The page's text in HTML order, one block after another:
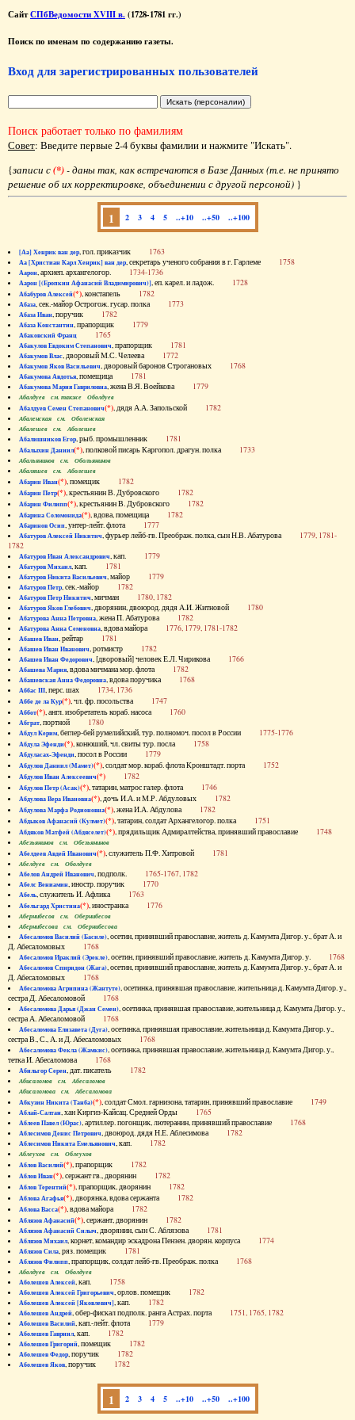
СайтСПбВедомости XVIII в. (1728-1781 гг.)
Поиск по именам по содержанию газеты.
Вход для зарегистрированных пользователей
Поиск работает только по фамилиям
Совет: Введите первые 2-4 буквы фамилии и нажмите "Искать".
{записи с(*)- даны так, как встречаются в Базе Данных (т.е. не принято
решение об их корректировке, объединении с другой персоной) }
1 2 3 4 5 ..+10 ..+50 ..+100
[Аа] Хенрик ван дер, гол. приказчик 1763
Аа [Христиан Карл Хенрик] ван дер, секретарь ученого собрания в г. Гарлеме 1758
Аарон, архиеп. архангелогор. 1734-1736
Аарон [(Еропкин Афанасий Владимирович)], еп. карел. и ладож. 1728
Абабуров Алексей(*), констапель 1782
Абаза, сек.-майор Острогож. гусар. полка 1773
Абаза Иван, поручик 1782
Абаза Константин, прапорщик 1779
Абаковский Франц 1765
Абакулов Евдоким Степанович, прапорщик 1781
Абакумов Влас, дворовый М.С. Челеева 1772
Абакумов Яков Васильевич, дворовый баронов Строгановых 1768
Абакумова Авдотья, помещица 1781
Абакумова Мария Гавриловна, жена В.Я. Воейкова 1779
Абалдуев см. также Оболдуев
Абалдуев Семен Степанович(*), дядя А.А. Запольской 1782
Абаленская см. Оболенская
Абалешев см. Аболешев
Абалишников Егор, рыб. промышленник 1781
Абалыхин Даниил(*), полковой писарь Каргопол. драгун. полка 1733
Абальянинов см. Обольянинов
Абаляшев см. Аболешев
Абарин Иван(*), помещик 1782
Абарин Петр(*), крестьянин В. Дубровского 1782
Абарин Филипп(*), крестьянин В. Дубровского 1782
Абарина Соломонида(*), вдова, помещица 1782
Абаринов Осип, унтер-лейт. флота 1777
Абатуров Алексей Никитич, фурьер лейб-гв. Преображ. полка, сын Н.В. Абатурова 1779, 1781-
1782
Абатуров Иван Александрович, кап. 1779
Абатуров Михаил, кап. 1781
Абатуров Никита Васильевич, майор 1779
Абатуров Петр, сек.-майор 1782
Абатуров Петр Никитич, мичман 1780, 1782
Абатуров Яков Глебович, дворянин, двоюрод. дядя А.И. Житновой 1780
Абатурова Анна Петровна, жена П. Абатурова 1782
Абатурова Анна Семеновна, вдова майора 1776, 1779, 1781-1782
Абашев Иван, рейтар 1781
Абашев Иван Иванович, ротмистр 1782
Абашев Иван Федорович, [дворовый] человек Е.Л. Чирикова 1766
Абашева Мария, вдова мичмана мор. флота 1782
Абашевская Анна Федоровна, вдова поручика 1768
Аббас III, перс. шах 1734, 1736
Аббе де ла Кур(*), чл. фр. посольства 1747
Аббот(*), англ. изобретатель кораб. насоса 1760
Абграт, портной 1780
Абдул Керим, беглер-бей румелийский, тур. полномоч. посол в России 1775-1776
Абдула Эфенди(*), конюший, чл. свиты тур. посла 1758
Абдуласах-Эфенди, посол в России 1779
Абдулов Даниил (Мамет)(*), солдат мор. кораб. флота Кронштадт. порта 1752
Абдулов Иван Алексеевич(*) 1782
Абдулов Петр (Асак)(*), татарин, матрос галер. флота 1746
Абдулова Вера Ивановна(*), дочь И.А. и М.Р. Абдуловых 1782
Абдулова Марфа Родионовна(*), жена И.А. Абдулова 1782
Абдыков Афанасий (Кулмет)(*), татарин, солдат Архангелогор. полка 1751
Абдяков Матфей (Абдяселет)(*), прядильщик Адмиралтейства, принявший православие 1748
Абезьянинов см. Обезьянинов
Абелдеев Авдей Иванович(*), служитель П.Ф. Хитровой 1781
Абелдуев см. Оболдуев
Абелов Андрей Иванович, подполк. 1765-1767, 1782
Абелс Вениамин, иностр. поручик 1770
Абель, служитель И. Афлика 1763
Абельгард Христина(*), иностранка 1776
Абернибесов см. Обернибесов
Абернибесова см. Обернибесова
Абесаломов Василий (Басиле), осетин, принявший православие, житель д. Камумта Дигор. у., брат А. и
Д. Абесаломовых 1768
Абесаломов Ираклий (Эрекле), осетин, принявший православие, житель д. Камумта Дигор. у. 1768
Абесаломов Спиридон (Жага), осетин, принявший православие, житель д. Камумта Дигор. у., брат А. и
Д. Абесаломовых 1768
Абесаломова Агрипина (Жантуте), осетинка, принявшая православие, жительница д. Камумта Дигор. у.,
сестра Д. Абесаломовой 1768
Абесаломова Дарья (Джан Семен), осетинка, принявшая православие, жительница д. Камумта Дигор. у.,
сестра А. Абесаломовой 1768
Абесаломова Елизавета (Дуга), осетинка, принявшая православие, жительница д. Камумта Дигор. у.,
сестра В., С., А. и Д. Абесаломовых 1768
Абесаломова Фекла (Жамкис), осетинка, принявшая православие, жительница д. Камумта Дигор. у.,
тетка И. Абесаломова 1768
Абильгор Серен, дат. писатель 1782
Абисаломов см. Абесаломов
Абисаломова см. Абесаломова
Абкузин Никита (Танба)(*), солдат Смол. гарнизона, татарин, принявший православие 1749
Аблай-Салтан, хан Киргиз-Кайсац. Средней Орды 1765
Аблеев Павел (Юрас), артиллер. погонщик, лютеранин, принявший православие 1768
Аблесимов Денис Петрович, двоюрод. дядя Н.Е. Аблесимова 1782
Аблесимов Никита Емельянович, кап. 1782
Аблеухов см. Облеухов
Аблов Василий(*), прапорщик 1782
Аблов Иван(*), сержант гв., дворянин 1782
Аблов Терентий(*), прапорщик, дворянин 1782
Аблова Агафья(*), дворянка, вдова сержанта 1782
Аблова Васса(*), вдова майора 1782
Аблязов Афанасий(*), сержант, дворянин 1782
Аблязов Афанасий Силыч, дворянин, сын С. Аблязова 1781
Аблязов Михаил, корнет, командир эскадрона Пензен. дворян. корпуса 1774
Аблязов Сила, ряз. помещик 1781
Аблязов Филипп, прапорщик, солдат лейб-гв. Преображ. полка 1768
Аболдуев см. Оболдуев
Аболешев Алексей, кап. 1758
Аболешев Алексей Григорьевич, орлов. помещик 1782
Аболешев Алексей [Яковлевич], кап. 1782
Аболешев Андрей, обер-фискал подполк. ранга Астрах. порта 1751, 1765, 1782
Аболешев Василий, кап.-лейт. флота 1779
Аболешев Гавриил, кап. 1782
Аболешев Григорий, помещик 1782
Аболешев Федор, поручик 1782
Аболешев Яков, поручик 1782
1 2 3 4 5 ..+10 ..+50 ..+100